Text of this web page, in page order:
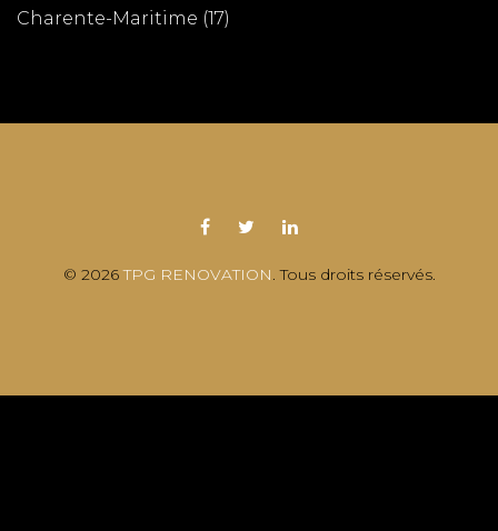
Charente-Maritime (17)
© 2026TPG RENOVATION. Tous droits réservés.